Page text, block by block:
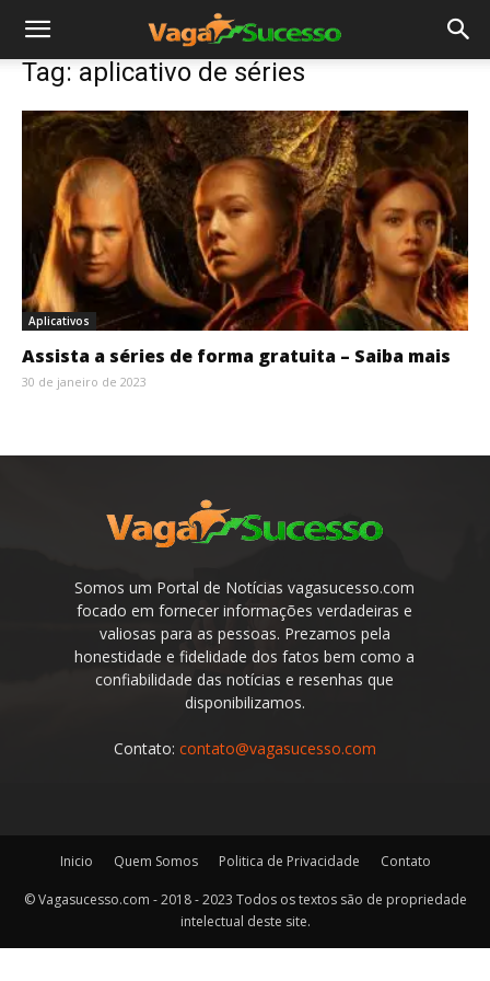
Tag: aplicativo de séries
Aplicativos
Assista a séries de forma gratuita – Saiba mais
30 de janeiro de 2023
Somos um Portal de Notícias vagasucesso.com
focado em fornecer informações verdadeiras e
valiosas para as pessoas. Prezamos pela
honestidade e fidelidade dos fatos bem como a
confiabilidade das notícias e resenhas que
disponibilizamos.
Contato: contato@vagasucesso.com
Inicio Quem Somos Politica de Privacidade Contato
© Vagasucesso.com - 2018 - 2023 Todos os textos são de propriedade
intelectual deste site.